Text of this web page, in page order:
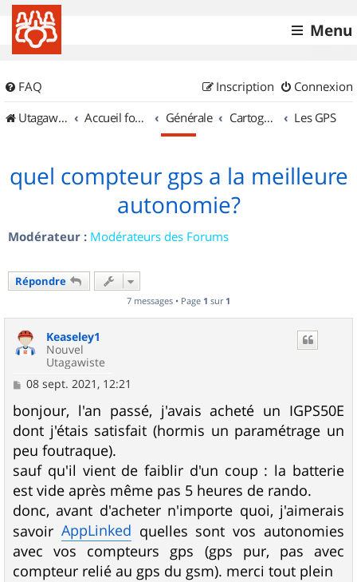
Menu
FAQ Connexion
Inscription
UtagawaVTT (Randos VTT et VTTAE avec traces GPS)
Accueil forum Générale Cartographie et GPS Les GPS
quel compteur gps a la meilleure
autonomie?
Modérateur : Modérateurs des Forums
Répondre
7 messages • Page 1 sur 1
Keaseley1
Nouvel
Utagawiste
M
s
s
a
g
e
08 sept. 2021, 12:21
bonjour, l'an passé, j'avais acheté un IGPS50E
dont j'étais satisfait (hormis un paramétrage un
peu foutraque).
sauf qu'il vient de faiblir d'un coup : la batterie
est vide après même pas 5 heures de rando.
donc, avant d'acheter n'importe quoi, j'aimerais
savoir AppLinked quelles sont vos autonomies
avec vos compteurs gps (gps pur, pas avec
compteur relié au gps du gsm). merci tout plein